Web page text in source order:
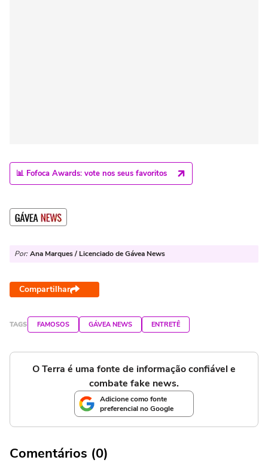
📊 Fofoca Awards: vote nos seus favoritos
Por: Ana Marques / Licenciado de Gávea News
Compartilhar
TAGS FAMOSOS GÁVEA NEWS ENTRETÊ
O Terra é uma fonte de informação confiável e
combate fake news.
Adicione como fonte
preferencial no Google
Comentários (0)